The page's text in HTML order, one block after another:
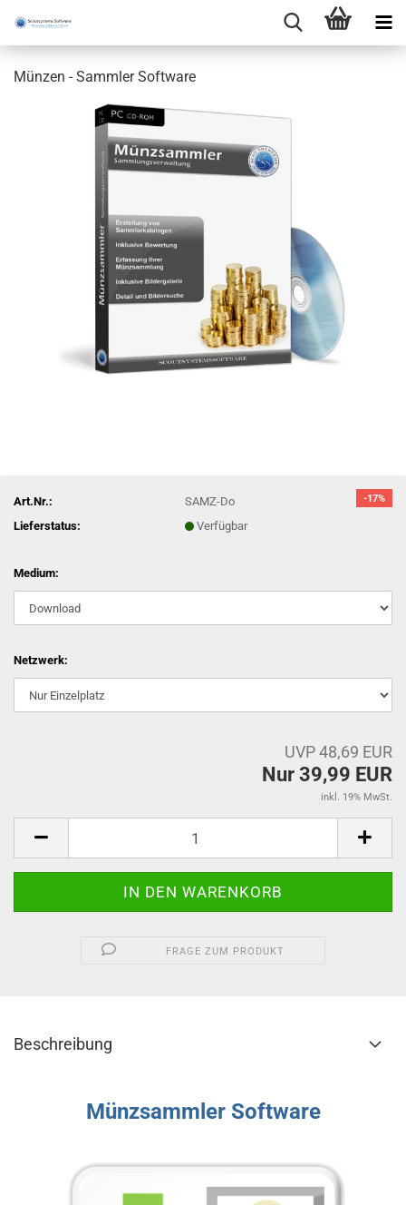
Münzen - Sammler Software
-17%
Art.Nr.:
SAMZ-Do
Lieferstatus:
Verfügbar
Medium:
Netzwerk:
UVP 48,69 EUR
Nur 39,99 EUR
inkl. 19% MwSt.
FRAGE ZUM PRODUKT
Beschreibung
Münzsammler Software